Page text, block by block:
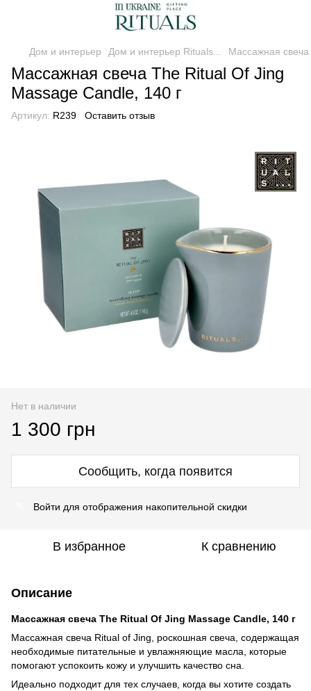
Дом и интерьер Дом и интерьер Rituals... Массажная
Массажная свеча The Ritual Of Jing
Massage Candle, 140 г
Артикул: R239 Оставить отзыв
Нет в наличии
1 300 грн
Сообщить, когда появится
Войти для отображения накопительной скидки
В избранное К сравнению
Описание
Массажная свеча The Ritual Of Jing Massage Candle, 140 г
Массажная свеча Ritual of Jing, роскошная свеча, содержащая
необходимые питательные и увлажняющие масла, которые
помогают успокоить кожу и улучшить качество сна.
Идеально подходит для тех случаев, когда вы хотите создать